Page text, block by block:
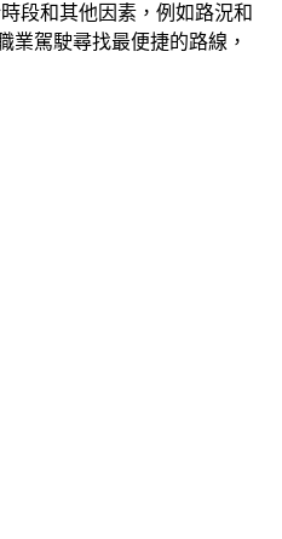
段和其他因素，例如路況和
駕駛尋找最便捷的路線，